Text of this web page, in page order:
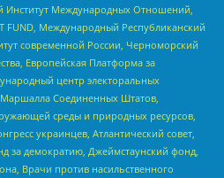
Международных Отношений,
FUND, Международный Республиканский
современной России, Черноморский
Европейская Платформа за
центр электоральных
Соединенных Штатов,
среды и природных ресурсов,
украинцев, Атлантический совет,
за демократию, Джеймстаунский фонд,
Врачи против насильственного